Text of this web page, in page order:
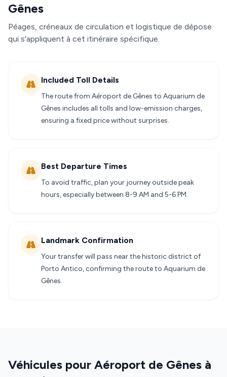
Gênes
Péages, créneaux de circulation et logistique de dépose
qui s'appliquent à cet itinéraire spécifique.
Included Toll Details
The route from Aéroport de Gênes to Aquarium de
Gênes includes all tolls and low-emission charges,
ensuring a fixed price without surprises.
Best Departure Times
To avoid traffic, plan your journey outside peak
hours, especially between 8-9 AM and 5-6 PM.
Landmark Confirmation
Your transfer will pass near the historic district of
Porto Antico, confirming the route to Aquarium de
Gênes.
Véhicules pour Aéroport de Gênes à